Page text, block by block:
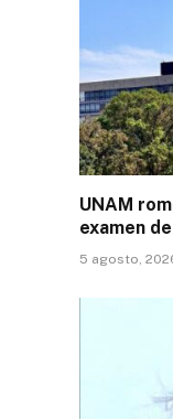
UNAM
examen
5 agosto,